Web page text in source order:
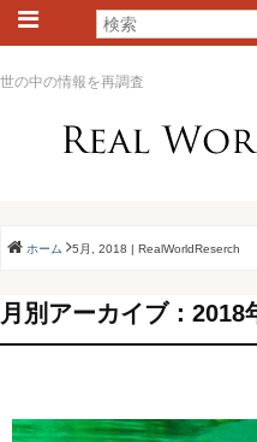
世の中の情報を再調査
ホーム 5月, 2018 | RealWorldReserch
月別アーカイブ：2018